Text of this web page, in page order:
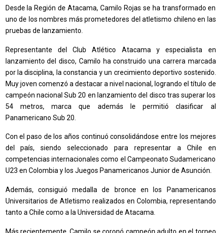
Desde la Región de Atacama, Camilo Rojas se ha transformado en
uno de los nombres más prometedores del atletismo chileno en las
pruebas de lanzamiento.
Representante del Club Atlético Atacama y especialista en
lanzamiento del disco, Camilo ha construido una carrera marcada
por la disciplina, la constancia y un crecimiento deportivo sostenido.
Muy joven comenzó a destacar a nivel nacional, logrando el título de
campeón nacional Sub 20 en lanzamiento del disco tras superar los
54 metros, marca que además le permitió clasificar al
Panamericano Sub 20.
Con el paso de los años continuó consolidándose entre los mejores
del país, siendo seleccionado para representar a Chile en
competencias internacionales como el Campeonato Sudamericano
U23 en Colombia y los Juegos Panamericanos Junior de Asunción.
Además, consiguió medalla de bronce en los Panamericanos
Universitarios de Atletismo realizados en Colombia, representando
tanto a Chile como a la Universidad de Atacama.